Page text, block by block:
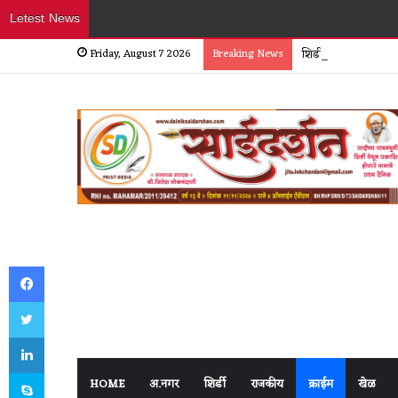
Letest News
Friday, August 7 2026 Breaking News शिर्डीत हॉटेल
HOME अ.नगर शिर्डी राजकीय क्राईम खेळ
Facebook
Twitter
LinkedIn
Skype